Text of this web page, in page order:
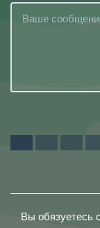
Вы обязуетесь